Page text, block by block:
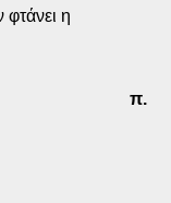
η
π.